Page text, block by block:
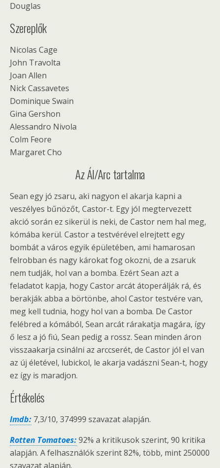
Douglas
Szereplők
Nicolas Cage
John Travolta
Joan Allen
Nick Cassavetes
Dominique Swain
Gina Gershon
Alessandro Nivola
Colm Feore
Margaret Cho
Az Ál/Arc tartalma
Sean egy jó zsaru, aki nagyon el akarja kapni a
veszélyes bűnözőt, Castor-t. Egy jól megtervezett
akció során ez sikerül is neki, de Castor nem hal meg,
kómába kerül. Castor a testvérével elrejtett egy
bombát a város egyik épületében, ami hamarosan
felrobban és nagy károkat fog okozni, de a zsaruk
nem tudják, hol van a bomba. Ezért Sean azt a
feladatot kapja, hogy Castor arcát átoperálják rá, és
berakják abba a börtönbe, ahol Castor testvére van,
meg kell tudnia, hogy hol van a bomba. De Castor
felébred a kómából, Sean arcát rárakatja magára, így
ő lesz a jó fiú, Sean pedig a rossz. Sean minden áron
visszaakarja csinálni az arccserét, de Castor jól el van
az új életével, lubickol, le akarja vadászni Sean-t, hogy
ez így is maradjon.
Értékelés
Imdb: 7,3/10, 374999 szavazat alapján.
Rotten Tomatoes:92% a kritikusok szerint, 90 kritika
alapján. A felhasználók szerint 82%, több, mint 250000
szavazat alapján.